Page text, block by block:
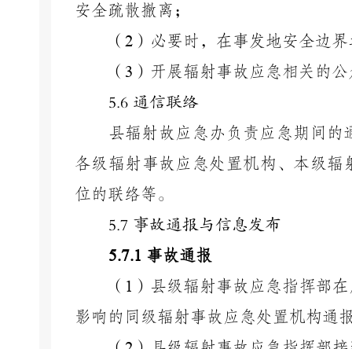
安全疏散撤离；
（ 2 ）必要时，在事发地安全边
（ 3 ）开展辐射事故应急相关的
5.6 通信联络
县辐射故应急办负责应急期间
各级辐射事故应急处置机构、本级
位的联络等。
5.7 事故通报与信息发布
5.7.1 事故通报
（ 1 ）县级辐射事故应急指挥部
影响的同级辐射事故应急处置机构通